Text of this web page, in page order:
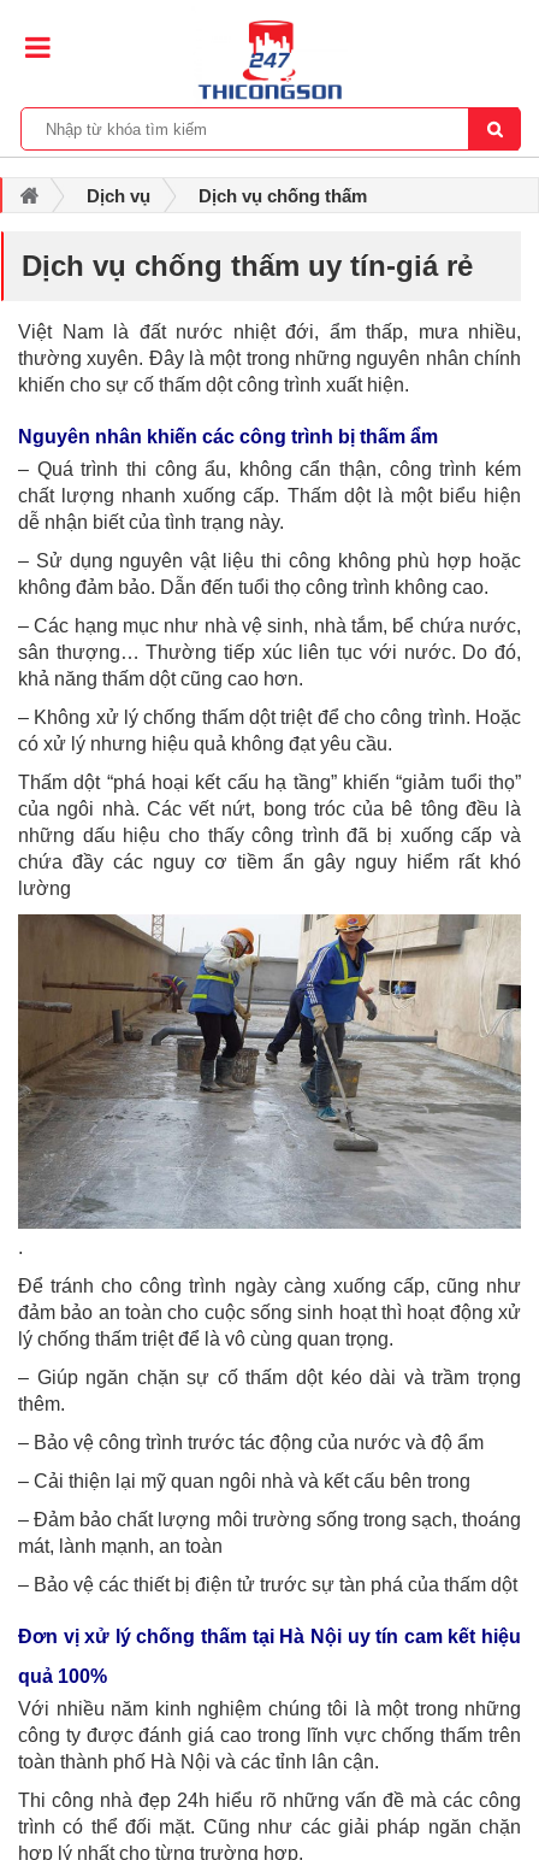
Dịch vụ
Dịch vụ chống thấm
Dịch vụ chống thấm uy tín-giá rẻ
Việt Nam là đất nước nhiệt đới, ẩm thấp, mưa nhiều,
thường xuyên. Đây là một trong những nguyên nhân chính
khiến cho sự cố thấm dột công trình xuất hiện.
Nguyên nhân khiến các công trình bị thấm ẩm
– Quá trình thi công ẩu, không cẩn thận, công trình kém
chất lượng nhanh xuống cấp. Thấm dột là một biểu hiện
dễ nhận biết của tình trạng này.
– Sử dụng nguyên vật liệu thi công không phù hợp hoặc
không đảm bảo. Dẫn đến tuổi thọ công trình không cao.
– Các hạng mục như nhà vệ sinh, nhà tắm, bể chứa nước,
sân thượng… Thường tiếp xúc liên tục với nước. Do đó,
khả năng thấm dột cũng cao hơn.
– Không xử lý chống thấm dột triệt để cho công trình. Hoặc
có xử lý nhưng hiệu quả không đạt yêu cầu.
Thấm dột “phá hoại kết cấu hạ tầng” khiến “giảm tuổi thọ”
của ngôi nhà. Các vết nứt, bong tróc của bê tông đều là
những dấu hiệu cho thấy công trình đã bị xuống cấp và
chứa đầy các nguy cơ tiềm ẩn gây nguy hiểm rất khó
lường
.
Để tránh cho công trình ngày càng xuống cấp, cũng như
đảm bảo an toàn cho cuộc sống sinh hoạt thì hoạt động xử
lý chống thấm triệt để là vô cùng quan trọng.
– Giúp ngăn chặn sự cố thấm dột kéo dài và trầm trọng
thêm.
– Bảo vệ công trình trước tác động của nước và độ ẩm
– Cải thiện lại mỹ quan ngôi nhà và kết cấu bên trong
– Đảm bảo chất lượng môi trường sống trong sạch, thoáng
mát, lành mạnh, an toàn
– Bảo vệ các thiết bị điện tử trước sự tàn phá của thấm dột
Đơn vị xử lý chống thấm tại Hà Nội uy tín cam kết hiệu
quả 100%
Với nhiều năm kinh nghiệm chúng tôi là một trong những
công ty được đánh giá cao trong lĩnh vực chống thấm trên
toàn thành phố Hà Nội và các tỉnh lân cận.
Thi công nhà đẹp 24h hiểu rõ những vấn đề mà các công
trình có thể đối mặt. Cũng như các giải pháp ngăn chặn
hợp lý nhất cho từng trường hợp.